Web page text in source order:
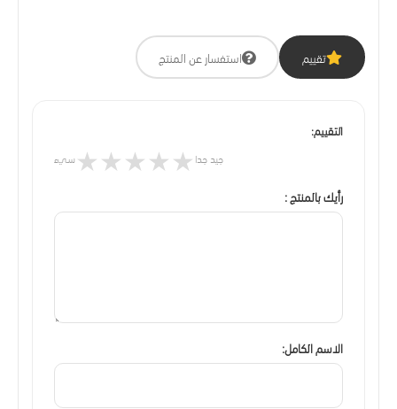
تقييم استفسار عن المنتج
التقييم:
سيء ★★★★★ جيد جدا
رأيك بالمنتج :
الاسم الكامل: